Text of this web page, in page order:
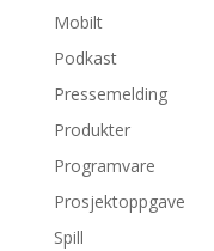
Mobilt
Podkast
Pressemelding
Produkter
Programvare
Prosjektoppgave
Spill